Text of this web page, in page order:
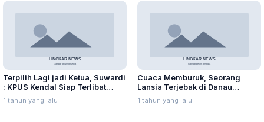
Terpilih Lagi jadi Ketua, Suwardi
: KPUS Kendal Siap Terlibat
Suplai Telur untuk MBG
1 tahun yang lalu
Cuaca Memburuk, Seorang
Lansia Terjebak di Danau
Rawapening Saat Mencari
Enceng Gondok
1 tahun yang lalu